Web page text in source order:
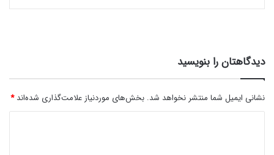
دیدگاهتان را بنویسید
نشانی ایمیل شما منتشر نخواهد شد. بخش‌های موردنیاز علامت‌گذاری شده‌اند*